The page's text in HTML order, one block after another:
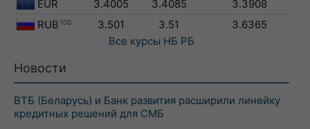
EUR
3.4005 3.4085
3.3908
RUB 100 3.501 3.51
3.6365
Все курсы НБ РБ
Новости
ВТБ (Беларусь) и Банк развития расширили линейку
кредитных решений для СМБ